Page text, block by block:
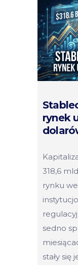
rynek
318,6
rynku
sedno
stały się